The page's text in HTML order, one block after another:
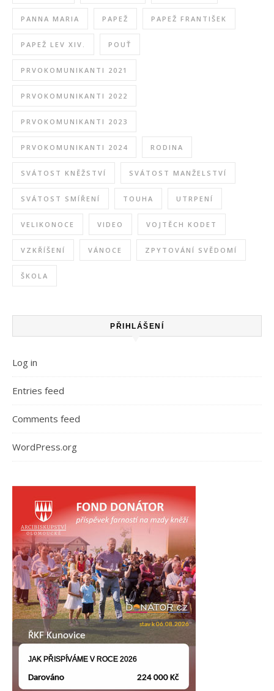
PANNA MARIA PAPEŽ PAPEŽ FRANTIŠEK
PAPEŽ LEV XIV. POUŤ
PRVOKOMUNIKANTI 2021
PRVOKOMUNIKANTI 2022
PRVOKOMUNIKANTI 2023
PRVOKOMUNIKANTI 2024 RODINA
SVÁTOST KNĚŽSTVÍ SVÁTOST MANŽELSTVÍ
SVÁTOST SMÍŘENÍ TOUHA UTRPENÍ
VELIKONOCE VIDEO VOJTĚCH KODET
VZKŘÍŠENÍ VÁNOCE ZPYTOVÁNÍ SVĚDOMÍ
ŠKOLA
PŘIHLÁŠENÍ
Log in
Entries feed
Comments feed
WordPress.org